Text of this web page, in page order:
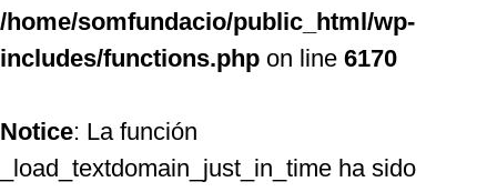
/home/somfundacio/public_html/wp-
includes/functions.php on line 6170
Notice: La función
_load_textdomain_just_in_time ha sido